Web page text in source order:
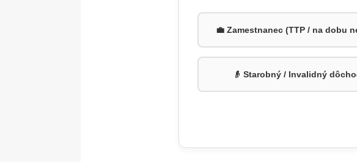
💼 Zamestnanec (TTP / na dobu
👴 Starobný / Invalidný